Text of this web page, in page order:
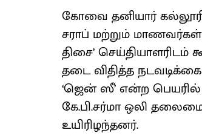
கோவை தனியார்
சராப் மற்றும் மாணவர்கள்
திசை’ செய்தியாளரிடம்
தடை விதித்த
‘ஜென் ஸீ’ என்ற பெயரில்
கே.பி.சர்மா ஒலி
உயிரிழந்தனர்.